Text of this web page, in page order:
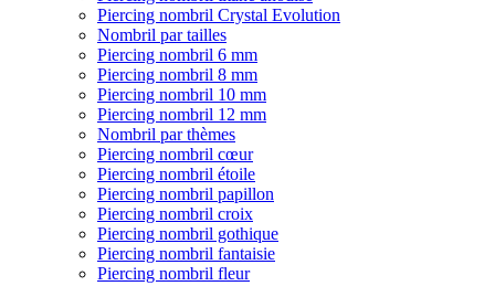
Piercing nombril Crystal Evolution
Nombril par tailles
Piercing nombril 6 mm
Piercing nombril 8 mm
Piercing nombril 10 mm
Piercing nombril 12 mm
Nombril par thèmes
Piercing nombril cœur
Piercing nombril étoile
Piercing nombril papillon
Piercing nombril croix
Piercing nombril gothique
Piercing nombril fantaisie
Piercing nombril fleur